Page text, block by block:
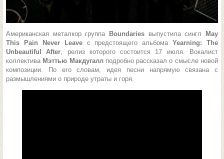
Американская металкор группа Boundaries выпустила сингл
May
This Pain Never Leave с предстоящего альбомаYearning: The
Unbeautiful After, релиз которого состоится 17 июля. Вокалист
коллектива Мэттью Макдугаллподробно рассказал о смысле новой
композиции. По его словам, идея песни напрямую связана с
размышлениями о природе утраты и горя.